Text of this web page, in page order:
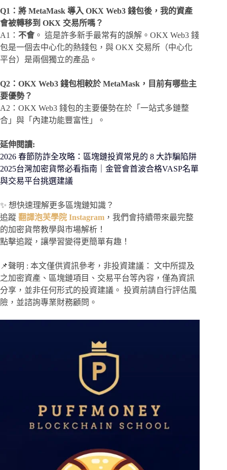
Q1：將 MetaMask 導入 OKX Web3 錢包後，我的資產
會被轉移到 OKX 交易所嗎？
A1： 不會。 這是許多新手最常有的誤解。OKX Web3 錢
包是一個去中心化的熱錢包，與 OKX 交易所（中心化
平台）是兩個獨立的產品。
Q2：OKX Web3 錢包相較於 MetaMask，目前有哪些主
要優勢？
A2：OKX Web3 錢包的主要優勢在於「一站式多鏈整
合」與「內建功能豐富性」。
延伸閱讀:
2026 春節防詐全攻略：區塊鏈投資常見的 8 大詐騙陷阱
2025台灣加密貨幣必看指南｜金管會首波合格VASP名單
與交易平台挑選建議
✨ 想快速理解更多區塊鏈知識？
追蹤 翻譯泡芙學院 Instagram ，我們會持續帶來最完整
的加密貨幣教學與市場解析！
點擊追蹤，讓學習變得更簡單有趣！
📌聲明 : 本文僅供資訊參考，非投資建議： 文中所提及
之加密資產、區塊鏈項目、交易平台等內容，僅為資訊
分享，並非任何形式的投資建議。 投資前請自行評估風
險，並諮詢專業財務顧問。